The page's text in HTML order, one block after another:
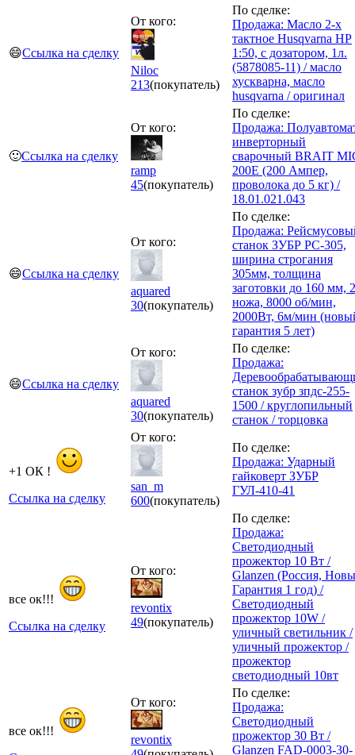
😄Ссылка на сделку
От кого:
Niloc
213(покупатель)
По сделке:
Продажа: Масло 2-х
тактное Husqvarna HP
1:50, с дозатором, 1л.
(5878085-11) / масло
хускварна, масло
husqvarna / оригинал
🙂Ссылка на сделку
От кого:
ramp
45(покупатель)
По сделке:
Продажа:
инверторный
сварочный BRAIT
200E (200 Ампер,
проволока до 5 кг) /
18.01.021.043
😄Ссылка на сделку
От кого:
aquared
30(покупатель)
По сделке:
Продажа:
станок ЗУБР РС-305,
ширина строгания
305мм, толщина
заготовки до 160 мм, 2
ножа, 8000 об/мин,
2000Вт, 6м/мин
гарантия 5 лет)
😄Ссылка на сделку
От кого:
aquared
30(покупатель)
По сделке:
Продажа:
станок зубр зпдс-255-
1500 / круглопильный
станок / торцовка
+1 ОК !
Ссылка на сделку
От кого:
san_m
600(покупатель)
По сделке:
Продажа: Ударный
гайковерт ЗУБР
ГУЛ-410-41
все ок!!!
Ссылка на сделку
От кого:
revontix
49(покупатель)
По сделке:
Продажа:
Светодиодный
прожектор 10 Вт /
Glanzen (Россия,
Гарантия 1 год) /
Светодиодный
прожектор 10W /
уличный светильник /
уличный прожектор /
прожектор
светодиодный 10вт
все ок!!!
От кого:
revontix
По сделке:
Продажа:
Светодиодный
прожектор 30 Вт /
Glanzen FAD-0003-30-